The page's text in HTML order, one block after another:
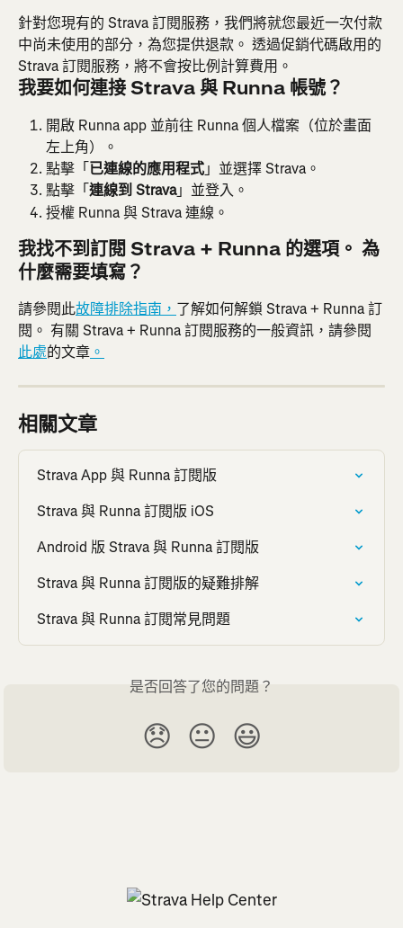
針對您現有的 Strava 訂閱服務，我們將就您最近一次付款
中尚未使用的部分，為您提供退款。 透過促銷代碼啟用的
Strava 訂閱服務，將不會按比例計算費用。
我要如何連接 Strava 與 Runna 帳號？
開啟 Runna app 並前往 Runna 個人檔案（位於畫面
左上角）。
點擊「已連線的應用程式」並選擇 Strava。
點擊「連線到 Strava」並登入。
授權 Runna 與 Strava 連線。
我找不到訂閱 Strava + Runna 的選項。 為
什麼需要填寫？
請參閱此故障排除指南， 了解如何解鎖 Strava + Runna 訂
閱。 有關 Strava + Runna 訂閱服務的一般資訊，請參閱
此處的文章 。
相關文章
Strava App 與 Runna 訂閱版
Strava 與 Runna 訂閱版 iOS
Android 版 Strava 與 Runna 訂閱版
Strava 與 Runna 訂閱版的疑難排解
Strava 與 Runna 訂閱常見問題
是否回答了您的問題？
😞 😐 😃